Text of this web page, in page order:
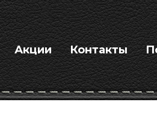
Акции Контакты